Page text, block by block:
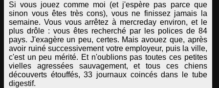
Si vous jouez comme moi (et j'espère pas parce que
sinon vous êtes très cons), vous ne finissez jamais la
semaine. Vous vous arrêtez à mercreday environ, et le
plus drôle : vous êtes recherché par les polices de 84
pays. J'exagère un peu, certes. Mais avouez que, après
avoir ruiné successivement votre employeur, puis la ville,
c'est un peu mérité. Et n'oublions pas toutes ces petites
vielles agressées sauvagement, et tous ces chiens
découverts étouffés, 33 journaux coincés dans le tube
digestif.